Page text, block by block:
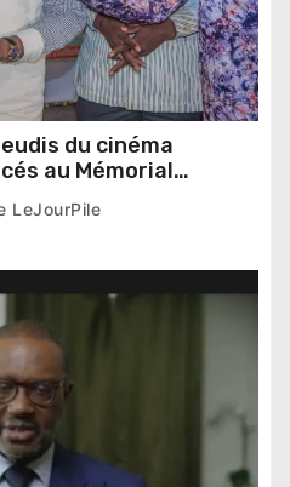
du cinéma
au Mémorial
LeJourPile